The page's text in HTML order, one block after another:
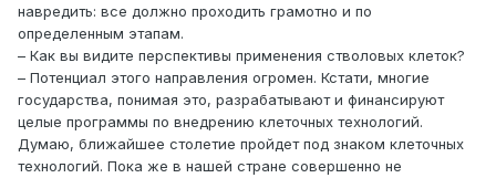
навредить: все должно проходить грамотно и по
определенным этапам.
– Как вы видите перспективы применения стволовых клеток?
– Потенциал этого направления огромен. Кстати, многие
государства, понимая это, разрабатывают и финансируют
целые программы по внедрению клеточных технологий.
Думаю, ближайшее столетие пройдет под знаком клеточных
технологий. Пока же в нашей стране совершенно не